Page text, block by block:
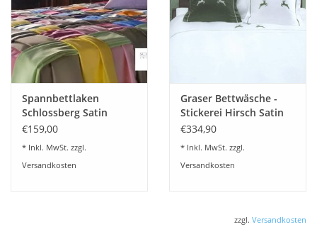
Spannbettlaken
Schlossberg Satin
Noblesse-schweizer
€159,00
* Inkl. MwSt. zzgl.
Versandkosten
Graser Bettwäsche -
Stickerei Hirsch Satin
weiß
€334,90
* Inkl. MwSt. zzgl.
Versandkosten
zzgl. Versandkosten